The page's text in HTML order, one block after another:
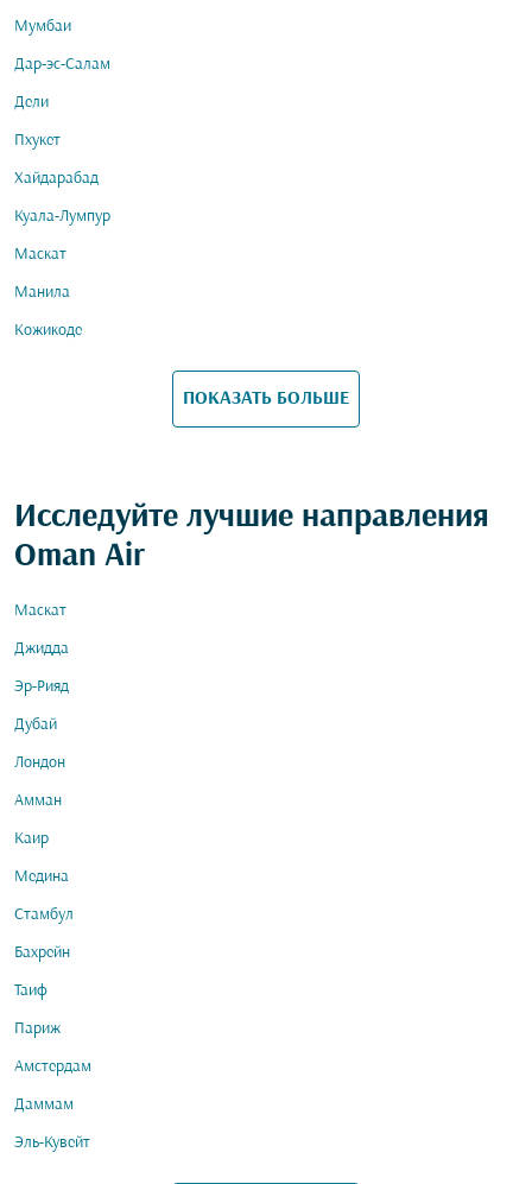
Мумбаи
Дар-эс-Салам
Дели
Пхукет
Хайдарабад
Куала-Лумпур
Маскат
Манила
Кожикоде
ПОКАЗАТЬ БОЛЬШЕ
Исследуйте лучшие направления
Oman Air
Маскат
Джидда
Эр-Рияд
Дубай
Лондон
Амман
Каир
Медина
Стамбул
Бахрейн
Таиф
Париж
Амстердам
Даммам
Эль-Кувейт